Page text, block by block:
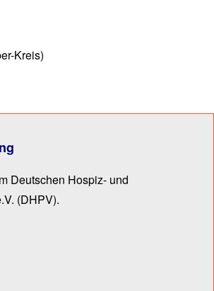
Kreis)
Deutschen Hospiz- und
(DHPV).